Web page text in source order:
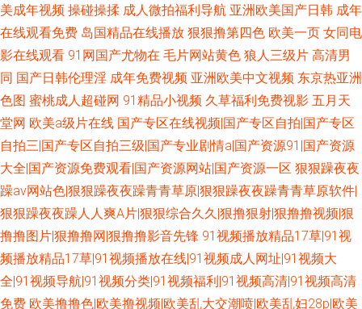
美成年视频 操碰操揉 成人微拍福利导航 亚洲欧美国产日韩 成年
在线观看免费 岛国精品在线播放 狠狠撸第四色 欧美一页 女同电
影在线观看 91网国产尤物在 毛片网站黄色 狼人三级片 高清男
同 国产日韩伦理淫 成年免费视频 亚洲欧美中文视频 东京热亚洲
色图 蜜桃成人超碰网 91精品小视频 久草福利免费视影 五月天
堂网 欧美a级片在线 国产专区在线视频|国产专区自拍|国产专区
自拍三|国产专区自拍三级|国产专业剧情a|国产资源91|国产资源
大全|国产资源免费观看|国产资源网站|国产资源一区 狠狠躁夜夜
躁av网站色|狠狠躁夜夜躁青青草原|狠狠躁夜夜躁青青草原软件|
狠狠躁夜夜躁人人爽A片|狠狠综合久久|狠撸狠射|狠撸撸视频|狠
撸撸图片|狠撸撸网|狠撸撸影音先锋 91视频播放精品17草|91视
频播放精品17草|91视频播放在线|91视频成人网址|91视频大
全|91视频导航|91视频分类|91视频福利|91视频高清|91视频高清
免费 欧美撸撸色|欧美撸视频|欧美乱大交潮喷|欧美乱妇28p|欧美